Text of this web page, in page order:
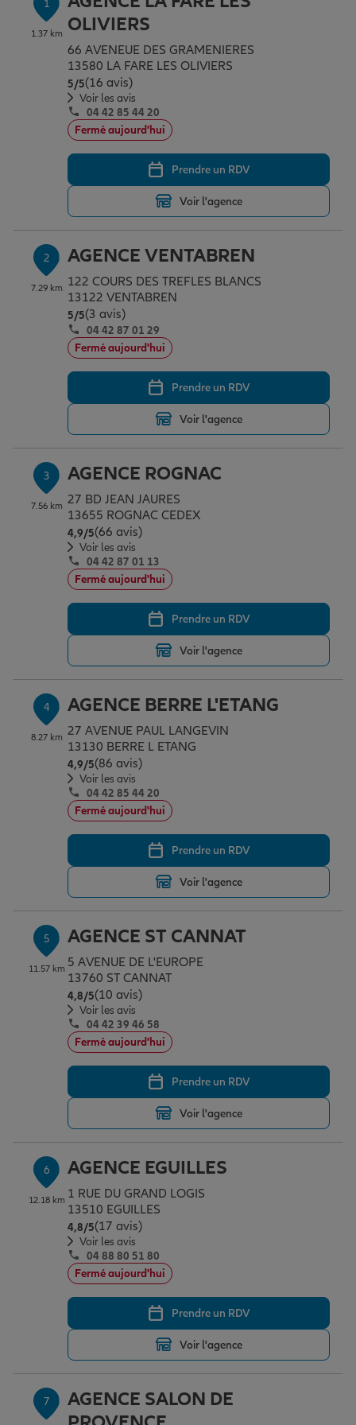
Assurance emprunteur
Prévoyance et dépendance
Assurance animal de compagnie
Protection de la famille
Protection juridique
Épargne & retraite
Plan épargne retraite
Assurance vie
Placements financiers
Transmission
Vos projets
Partir en vacances
Déménager
Départ à la retraite
Préparer l’avenir
Conseil assurance
Outre-mer
Assurance habitation
Le Pack Famille
Garantie des accidents de la vie
Assurance scolaire
Protection juridique
Retraite
Tous nos devis d'assurance
Allianz en France
1
1.37 km OLIVIERS
66 AVENEUE DES GRAMENIERES
13580 LA FARE LES OLIVIERS
5/5Note de 5 sur 5
(16 avis)
Voir les avis
04 42 85 44 20
Fermé aujourd'hui
Prendre un RDV
Voir l'agence
2
7.29 km
AGENCE VENTABREN
122 COURS DES TREFLES BLANCS
13122 VENTABREN
5/5Note de 5 sur 5
(3 avis)
04 42 87 01 29
Fermé aujourd'hui
Prendre un RDV
Voir l'agence
3
7.56 km
AGENCE ROGNAC
27 BD JEAN JAURES
13655 ROGNAC CEDEX
4,9/5Note de 4.9 sur 5
(66 avis)
Voir les avis
04 42 87 01 13
Fermé aujourd'hui
Prendre un RDV
Voir l'agence
4
8.27 km
AGENCE BERRE L'ETANG
27 AVENUE PAUL LANGEVIN
13130 BERRE L ETANG
4,9/5Note de 4.9 sur 5
(86 avis)
Voir les avis
04 42 85 44 20
Fermé aujourd'hui
Prendre un RDV
Voir l'agence
5
11.57 km
AGENCE ST CANNAT
5 AVENUE DE L'EUROPE
13760 ST CANNAT
4,8/5Note de 4.8 sur 5
(10 avis)
Voir les avis
04 42 39 46 58
Fermé aujourd'hui
Prendre un RDV
Voir l'agence
6
12.18 km
AGENCE EGUILLES
1 RUE DU GRAND LOGIS
13510 EGUILLES
4,8/5Note de 4.8 sur 5
(17 avis)
Voir les avis
04 88 80 51 80
Fermé aujourd'hui
Prendre un RDV
Voir l'agence
7
AGENCE SALON DE